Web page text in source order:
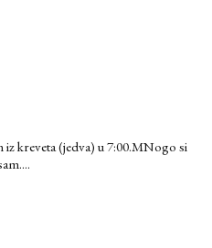
iz kreveta (jedva) u 7:00.MNogo si